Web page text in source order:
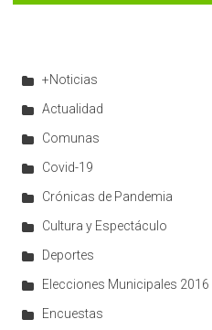
+Noticias
Actualidad
Comunas
Covid-19
Crónicas de Pandemia
Cultura y Espectáculo
Deportes
Elecciones Municipales 2016
Encuestas